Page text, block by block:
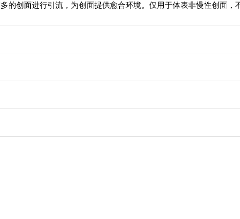
的创面进行引流，为创面提供愈合环境。仅用于体表非慢性创面